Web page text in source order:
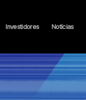
Investidores Notícias